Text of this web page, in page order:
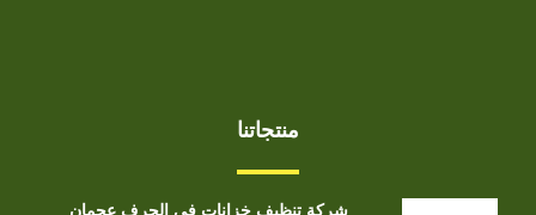
منتجاتنا
شركة تنظيف خزانات في الجرف عجمان